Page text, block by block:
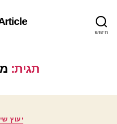
חיפוש
תגית:
יעוץ